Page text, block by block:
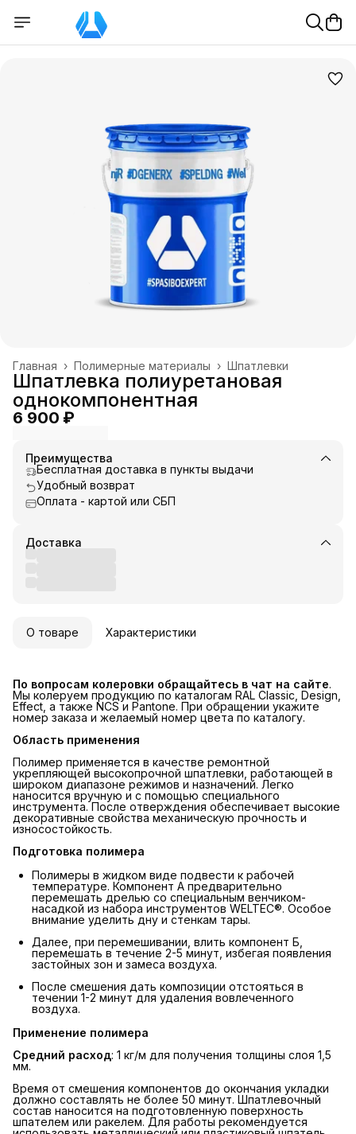
Шпатлевки
Полимерные материалы ›
Главная ›
Шпатлевка полиуретановая
однокомпонентная
6 900 ₽
Преимущества
Бесплатная доставка в пункты выдачи
Удобный возврат
Оплата - картой или СБП
Доставка
О товаре Характеристики
По вопросам колеровки обращайтесь в чат на сайте.
Мы колеруем продукцию по каталогам RAL Classic, Design,
Effect, а также NCS и Pantone. При обращении укажите
номер заказа и желаемый номер цвета по каталогу.
Область применения
Полимер применяется в качестве ремонтной
укрепляющей высокопрочной шпатлевки, работающей в
широком диапазоне режимов и назначений. Легко
наносится вручную и с помощью специального
инструмента. После отверждения обеспечивает высокие
декоративные свойства механическую прочность и
износостойкость.
Подготовка полимера
Полимеры в жидком виде подвести к рабочей
температуре. Компонент А предварительно
перемешать дрелью со специальным венчиком-
насадкой из набора инструментов WELTEC®. Особое
внимание уделить дну и стенкам тары.
Далее, при перемешивании, влить компонент Б,
перемешать в течение 2-5 минут, избегая появления
застойных зон и замеса воздуха.
После смешения дать композиции отстояться в
течении 1-2 минут для удаления вовлеченного
воздуха.
Применение полимера
Средний расход: 1 кг/м для получения толщины слоя 1,5
мм.
Время от смешения компонентов до окончания укладки
должно составлять не более 50 минут. Шпатлевочный
состав наносится на подготовленную поверхность
шпателем или ракелем. Для работы рекомендуется